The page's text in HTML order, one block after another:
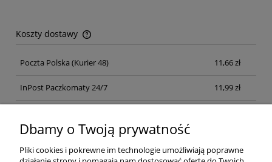
Koszty dostawy
Cena nie zawiera ewentualnych kosztów płatności
Poczta Polska (Kurier 48) 11,66 zł
InPost Paczkomaty 24/7 11,99 zł
Dbamy o Twoją prywatność
Pliki cookies i pokrewne im technologie umożliwiają poprawne